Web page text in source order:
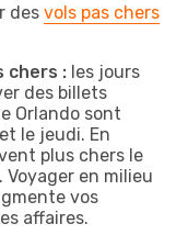
des vols pas chers
chers : les jours
des billets
Orlando sont
le jeudi. En
plus chers le
en milieu
vos
affaires.